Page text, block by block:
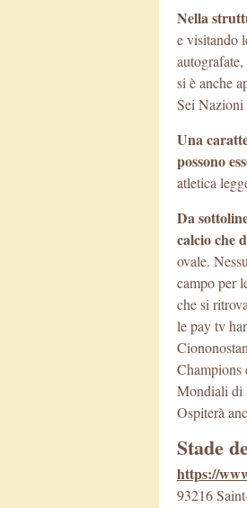
Nella
e visitando
si è anche
Sei Nazioni
Una
possono
atletica
Da
calcio che
ovale.
campo per
che si
le pay tv
Champions
Mondiali di
Ospiterà
Stade
https://
93216